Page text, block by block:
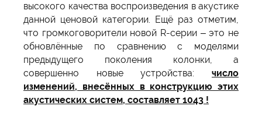
высокого качества воспроизведения в акустике
данной ценовой категории. Ещё раз отметим,
что громкоговорители новой R-серии – это не
обновлённые по сравнению с моделями
предыдущего поколения колонки, а
совершенно новые устройства: число
изменений, внесённых в конструкцию этих
акустических систем, составляет 1043 !